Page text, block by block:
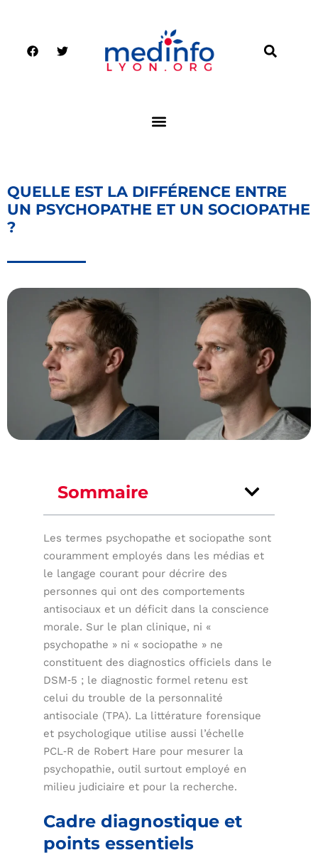
QUELLE EST LA DIFFÉRENCE ENTRE
UN PSYCHOPATHE ET UN SOCIOPATHE
?
Sommaire
Les termes psychopathe et sociopathe sont
couramment employés dans les médias et
le langage courant pour décrire des
personnes qui ont des comportements
antisociaux et un déficit dans la conscience
morale. Sur le plan clinique, ni «
psychopathe » ni « sociopathe » ne
constituent des diagnostics officiels dans le
DSM‑5 ; le diagnostic formel retenu est
celui du trouble de la personnalité
antisociale (TPA). La littérature forensique
et psychologique utilise aussi l’échelle
PCL‑R de Robert Hare pour mesurer la
psychopathie, outil surtout employé en
milieu judiciaire et pour la recherche.
Cadre diagnostique et
points essentiels